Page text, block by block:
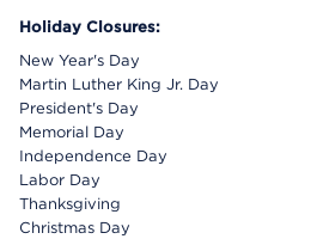
Holiday Closures:
New Year's Day
Martin Luther King Jr. Day
President's Day
Memorial Day
Independence Day
Labor Day
Thanksgiving
Christmas Day